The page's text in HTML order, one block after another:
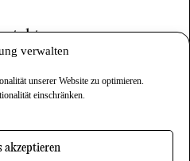
verwalten
unserer Website zu optimieren.
einschränken.
akzeptieren